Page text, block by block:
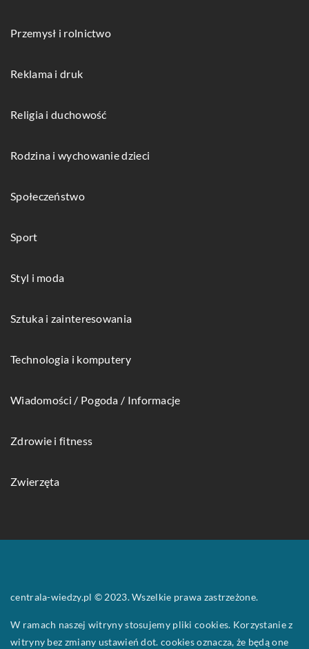
Przemysł i rolnictwo
Reklama i druk
Religia i duchowość
Rodzina i wychowanie dzieci
Społeczeństwo
Sport
Styl i moda
Sztuka i zainteresowania
Technologia i komputery
Wiadomości / Pogoda / Informacje
Zdrowie i fitness
Zwierzęta
centrala-wiedzy.pl © 2023. Wszelkie prawa zastrzeżone.
W ramach naszej witryny stosujemy pliki cookies. Korzystanie z
witryny bez zmiany ustawień dot. cookies oznacza, że będą one